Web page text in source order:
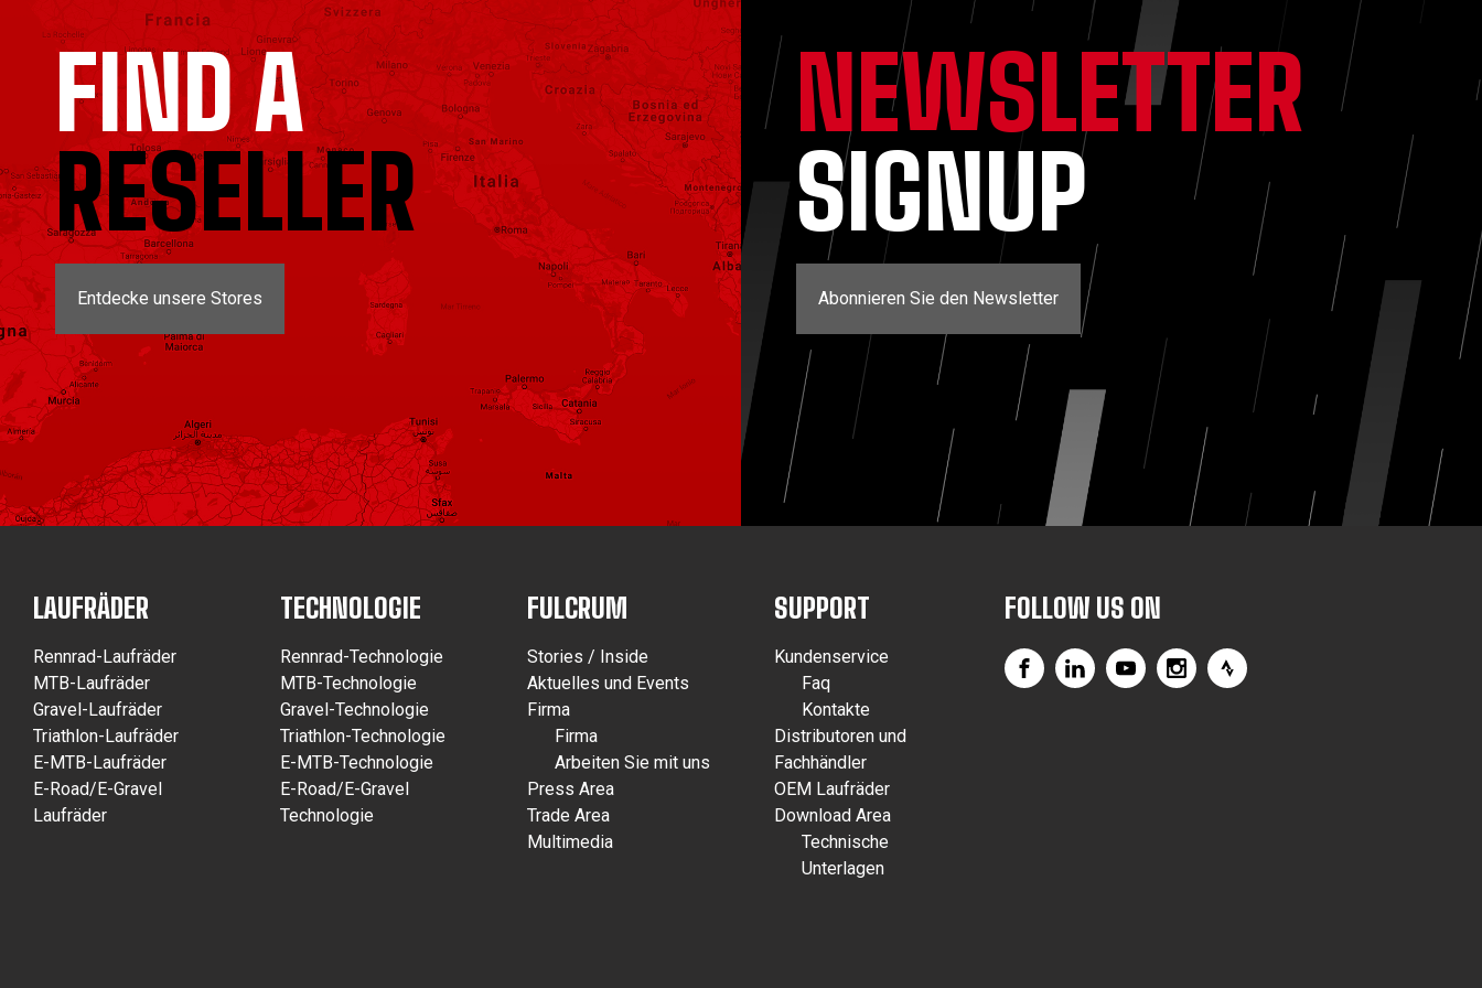
FIND A
RESELLER
Entdecke unsere Stores
NEWSLETTER
SIGNUP
Abonnieren Sie den Newsletter
LAUFRÄDER
Rennrad-Laufräder
MTB-Laufräder
Gravel-Laufräder
Triathlon-Laufräder
E-MTB-Laufräder
E-Road/E-Gravel
Laufräder
TECHNOLOGIE
Rennrad-Technologie
MTB-Technologie
Gravel-Technologie
Triathlon-Technologie
E-MTB-Technologie
E-Road/E-Gravel
Technologie
FULCRUM
Stories / Inside
Aktuelles und Events
Firma
Firma
Arbeiten Sie mit uns
Press Area
Trade Area
Multimedia
SUPPORT
Kundenservice
Faq
Kontakte
Distributoren und
Fachhändler
OEM Laufräder
Download Area
Technische
Unterlagen
FOLLOW US ON